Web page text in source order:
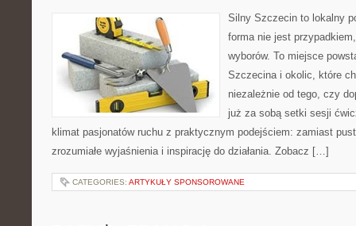
Silny Szczecin to lokalny
forma nie jest
wyborów. To miejsce
Szczecina i okolic, które
niezależnie od tego, czy
już za sobą setki sesji
klimat pasjonatów ruchu z praktycznym podejściem: zamiast
zrozumiałe wyjaśnienia i inspirację do działania. Zobacz […]
CATEGORIES: ARTYKUŁY SPONSOROWANE